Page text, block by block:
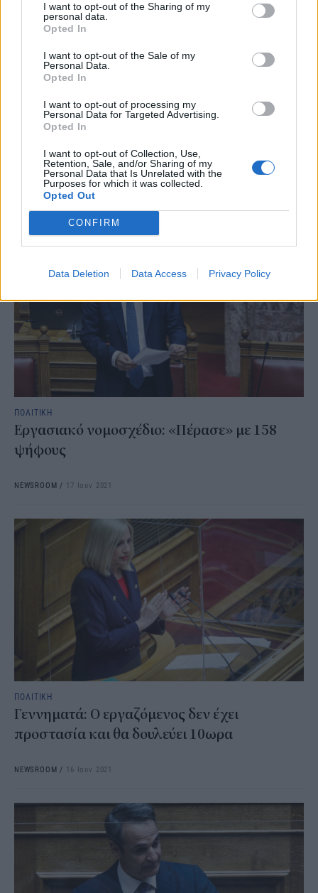
I want to opt-out of the Sharing of my
personal data.
Opted In
I want to opt-out of the Sale of my
Personal Data.
Opted In
I want to opt-out of processing my
Personal Data for Targeted Advertising.
Opted In
I want to opt-out of Collection, Use,
Retention, Sale, and/or Sharing of my
Personal Data that Is Unrelated with the
Purposes for which it was collected.
Opted Out
CONFIRM
Data Deletion Data Access Privacy Policy
ΚΟΙΝΩΝΙΑ
Χατζηδάκης: Η κακιασμένη κριτική της
αντιπολίτευσης για τα εργασιακά θα
ξεχαστεί
NEWSROOM /20 Ιουν 2021
ΠΟΛΙΤΙΚΗ
Εργασιακό νομοσχέδιο: «Πέρασε» με 158
ψήφους
NEWSROOM / 17 Ιουν 2021
ΠΟΛΙΤΙΚΗ
Γεννηματά: Ο εργαζόμενος δεν έχει
προστασία και θα δουλεύει 10ωρα
NEWSROOM / 16 Ιουν 2021